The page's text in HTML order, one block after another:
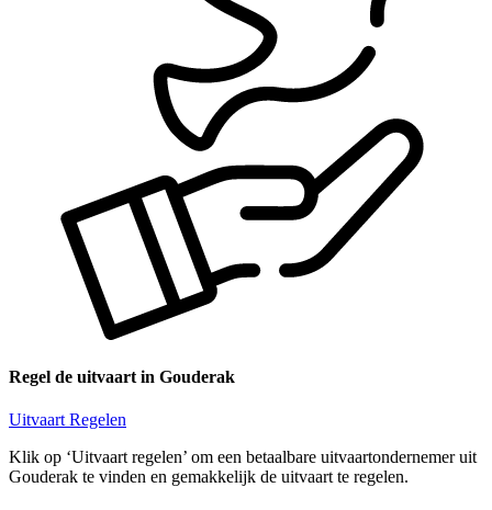
Regel de uitvaart in Gouderak
Uitvaart Regelen
Klik op ‘Uitvaart regelen’ om een betaalbare uitvaartondernemer uit
Gouderak te vinden en gemakkelijk de uitvaart te regelen.